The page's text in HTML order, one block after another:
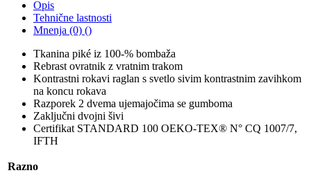
Opis
Tehnične lastnosti
Mnenja (0) ()
Tkanina piké iz 100-% bombaža
Rebrast ovratnik z vratnim trakom
Kontrastni rokavi raglan s svetlo sivim kontrastnim zavihkom
na koncu rokava
Razporek 2 dvema ujemajočima se gumboma
Zaključni dvojni šivi
Certifikat STANDARD 100 OEKO-TEX® N° CQ 1007/7,
IFTH
Razno